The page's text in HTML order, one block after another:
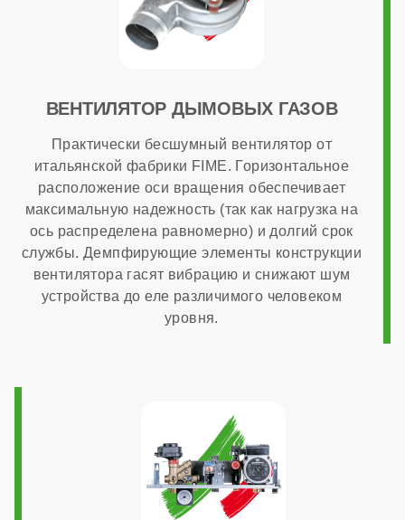
Работа на сжиженном газе
опционально
Способ монтажа
настенный
Камера сгорания
60x100 мм
Диаметр патрубков отопления (резьба)
ВЕНТИЛЯТОР ДЫМОВЫХ ГАЗОВ
Практически бесшумный вентилятор от
итальянской фабрики FIME. Горизонтальное
расположение оси вращения обеспечивает
максимальную надежность (так как нагрузка на
ось распределена равномерно) и долгий срок
службы. Демпфирующие элементы конструкции
вентилятора гасят вибрацию и снижают шум
устройства до еле различимого человеком
уровня.